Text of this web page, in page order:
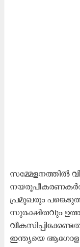
സമ്മേളനത്തിൽ
പ്രമുഖരും
സുരക്ഷിതവും
ഇന്ത്യയെ ആഗോള